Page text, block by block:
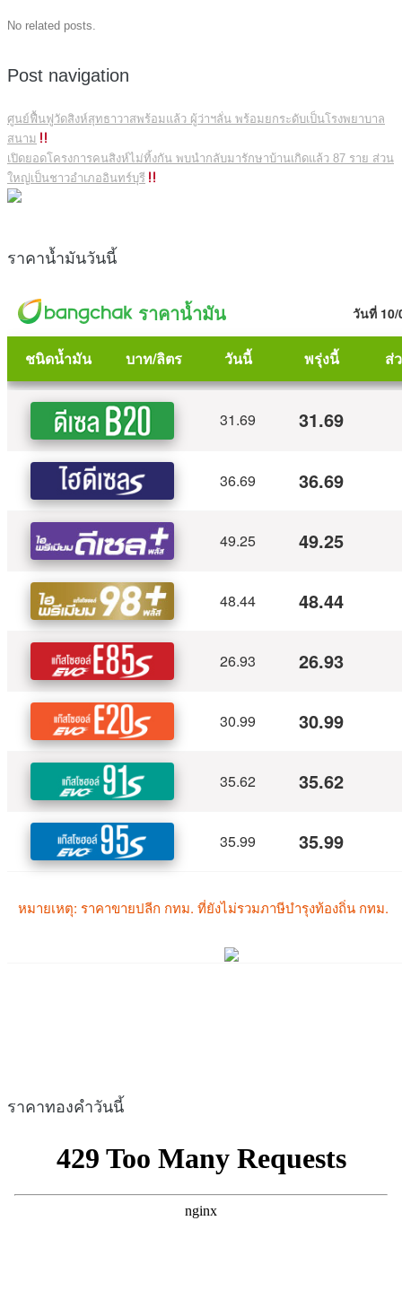
No related posts.
Post navigation
ศูนย์ฟื้นฟูวัดสิงห์สุทธาวาสพร้อมแล้ว ผู้ว่าฯลั่น พร้อมยกระดับเป็นโรงพยาบาล
สนาม
เปิดยอดโครงการคนสิงห์ไม่ทิ้งกัน พบนำกลับมารักษาบ้านเกิดแล้ว 87 ราย ส่วน
ใหญ่เป็นชาวอำเภออินทร์บุรี
ราคาน้ำมันวันนี้
ราคาทองคำวันนี้